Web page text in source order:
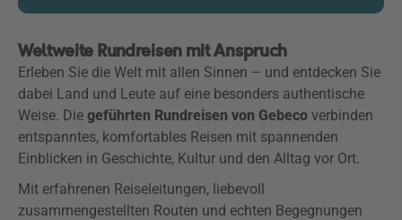
Weltweite Rundreisen mit Anspruch
Erleben Sie die Welt mit allen Sinnen – und entdecken Sie
dabei Land und Leute auf eine besonders authentische
Weise. Die geführten Rundreisen von Gebeco verbinden
entspanntes, komfortables Reisen mit spannenden
Einblicken in Geschichte, Kultur und den Alltag vor Ort.
Mit erfahrenen Reiseleitungen, liebevoll
zusammengestellten Routen und echten Begegnungen